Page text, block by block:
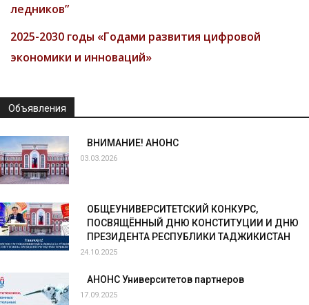
ледников”
2025-2030 годы «Годами развития цифровой
экономики и инноваций»
Объявления
ВНИМАНИЕ! АНОНС
03.03.2026
ОБЩЕУНИВЕРСИТЕТСКИЙ КОНКУРС,
ПОСВЯЩЁННЫЙ ДНЮ КОНСТИТУЦИИ И ДНЮ
ПРЕЗИДЕНТА РЕСПУБЛИКИ ТАДЖИКИСТАН
24.10.2025
АНОНС Университетов партнеров
17.09.2025